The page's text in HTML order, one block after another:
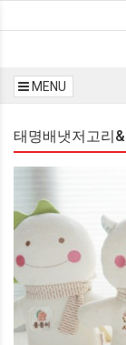
MENU
태명배냇저고리